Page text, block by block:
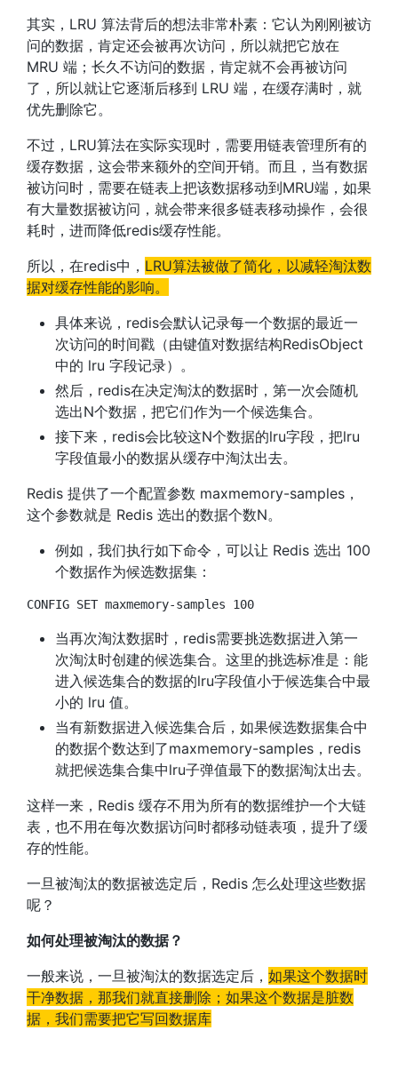
其实，LRU 算法背后的想法非常朴素：它认为刚刚被访
问的数据，肯定还会被再次访问，所以就把它放在
MRU 端；长久不访问的数据，肯定就不会再被访问
了，所以就让它逐渐后移到 LRU 端，在缓存满时，就
优先删除它。
不过，LRU算法在实际实现时，需要用链表管理所有的
缓存数据，这会带来额外的空间开销。而且，当有数据
被访问时，需要在链表上把该数据移动到MRU端，如果
有大量数据被访问，就会带来很多链表移动操作，会很
耗时，进而降低redis缓存性能。
所以，在redis中， LRU算法被做了简化，以减轻淘汰数
据对缓存性能的影响。
具体来说，redis会默认记录每一个数据的最近一
次访问的时间戳（由键值对数据结构RedisObject
中的 lru 字段记录）。
然后，redis在决定淘汰的数据时，第一次会随机
选出N个数据，把它们作为一个候选集合。
接下来，redis会比较这N个数据的lru字段，把lru
字段值最小的数据从缓存中淘汰出去。
Redis 提供了一个配置参数 maxmemory-samples，
这个参数就是 Redis 选出的数据个数N。
例如，我们执行如下命令，可以让 Redis 选出 100
个数据作为候选数据集：
CONFIG SET maxmemory-samples 100
当再次淘汰数据时，redis需要挑选数据进入第一
次淘汰时创建的候选集合。这里的挑选标准是：能
进入候选集合的数据的lru字段值小于候选集合中最
小的 lru 值。
当有新数据进入候选集合后，如果候选数据集合中
的数据个数达到了maxmemory-samples，redis
就把候选集合集中lru子弹值最下的数据淘汰出去。
这样一来，Redis 缓存不用为所有的数据维护一个大链
表，也不用在每次数据访问时都移动链表项，提升了缓
存的性能。
一旦被淘汰的数据被选定后，Redis 怎么处理这些数据
呢？
如何处理被淘汰的数据？
一般来说，一旦被淘汰的数据选定后， 如果这个数据时
干净数据，那我们就直接删除；如果这个数据是脏数
据，我们需要把它写回数据库